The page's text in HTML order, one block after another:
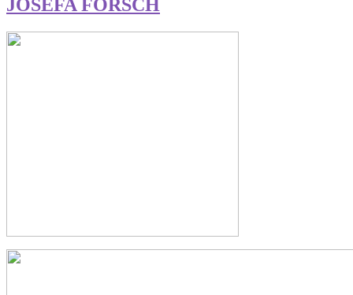
JOSEFA FORSCH